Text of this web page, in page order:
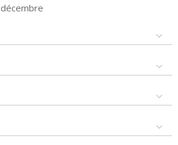
décembre